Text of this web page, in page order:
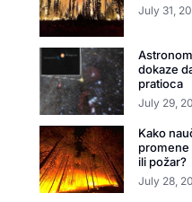
July 31,
dokaze
pratioca
July 29,
Kako
promene
ili požar?
July 28,